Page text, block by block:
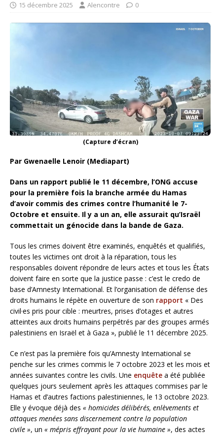
15 décembre 2025 Alencontre 0
(Capture d’écran)
Par Gwenaelle Lenoir (Mediapart)
Dans un rapport publié le 11 décembre, l’ONG accuse
pour la première fois la branche armée du Hamas
d’avoir commis des crimes contre l’humanité le 7-
Octobre et ensuite. Il y a un an, elle assurait qu’Israël
commettait un génocide dans la bande de Gaza.
Tous les crimes doivent être examinés, enquêtés et qualifiés,
toutes les victimes ont droit à la réparation, tous les
responsables doivent répondre de leurs actes et tous les États
doivent faire en sorte que la justice passe : c’est le credo de
base d’Amnesty International. Et l’organisation de défense des
droits humains le répète en ouverture de son rapport « Des
civil·es pris pour cible : meurtres, prises d’otages et autres
atteintes aux droits humains perpétrés par des groupes armés
palestiniens en Israël et à Gaza », publié le 11 décembre 2025.
Ce n’est pas la première fois qu’Amnesty International se
penche sur les crimes commis le 7 octobre 2023 et les mois et
années suivantes contre les civils. Une enquête a été publiée
quelques jours seulement après les attaques commises par le
Hamas et d’autres factions palestiniennes, le 13 octobre 2023.
Elle y évoque déjà des « homicides délibérés, enlèvements et
attaques menées sans discernement contre la population
civile », un « mépris effrayant pour la vie humaine », des actes